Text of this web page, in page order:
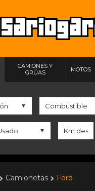
CAMIONES Y
GRÚAS
MOTOS
Camionetas Ford